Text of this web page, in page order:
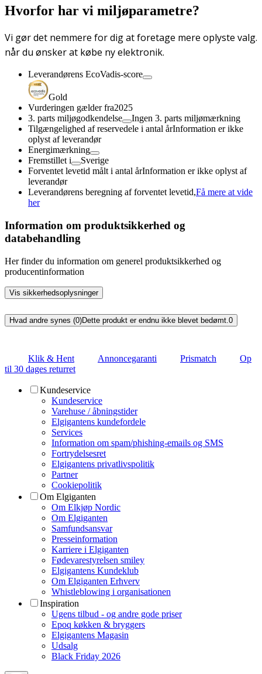
Hvorfor har vi miljøparametre?
Vi gør det nemmere for dig at foretage mere oplyste valg.
når du ønsker at købe ny elektronik.
Leverandørens EcoVadis-score
Gold
Vurderingen gælder fra2025
3. parts miljøgodkendelse
Ingen 3. parts miljømærkning
Tilgængelighed af reservedele i antal årInformation er ikke
oplyst af leverandør
Energimærkning
Fremstillet i
Sverige
Forventet levetid målt i antal årInformation er ikke oplyst af
leverandør
Leverandørens beregning af forventet levetid,Få mere at vide
her
Information om produktsikkerhed og
databehandling
Her finder du information om generel produktsikkerhed og
producentinformation
Vis sikkerhedsoplysninger
Hvad andre synes (0)Dette produkt er endnu ikke blevet bedømt. 0
Klik & Hent Annoncegaranti Prismatch
Op
til 30 dages returret
Kundeservice
Kundeservice
Varehuse / åbningstider
Elgigantens kundefordele
Services
Information om spam/phishing-emails og SMS
Fortrydelsesret
Elgigantens privatlivspolitik
Partner
Cookiepolitik
Om Elgiganten
Om Elkjøp Nordic
Om Elgiganten
Samfundsansvar
Presseinformation
Karriere i Elgiganten
Fødevarestyrelsen smiley
Elgigantens Kundeklub
Om Elgiganten Erhverv
Whistleblowing i organisationen
Inspiration
Ugens tilbud - og andre gode priser
Epoq køkken & bryggers
Elgigantens Magasin
Udsalg
Black Friday 2026